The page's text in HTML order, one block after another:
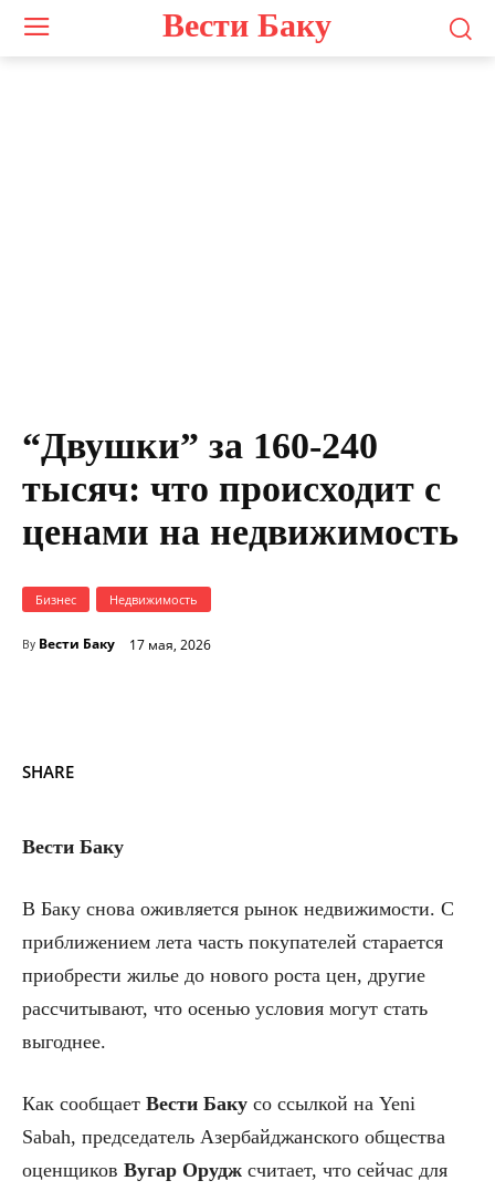
Вести Баку
“Двушки” за 160-240
тысяч: что происходит с
ценами на недвижимость
Бизнес Недвижимость
By Вести Баку 17 мая, 2026
SHARE
Вести Баку
В Баку снова оживляется рынок недвижимости. С
приближением лета часть покупателей старается
приобрести жилье до нового роста цен, другие
рассчитывают, что осенью условия могут стать
выгоднее.
Как сообщает Вести Баку со ссылкой на Yeni
Sabah, председатель Азербайджанского общества
оценщиков Вугар Орудж считает, что сейчас для